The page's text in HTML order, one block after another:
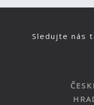
Sledujte nás